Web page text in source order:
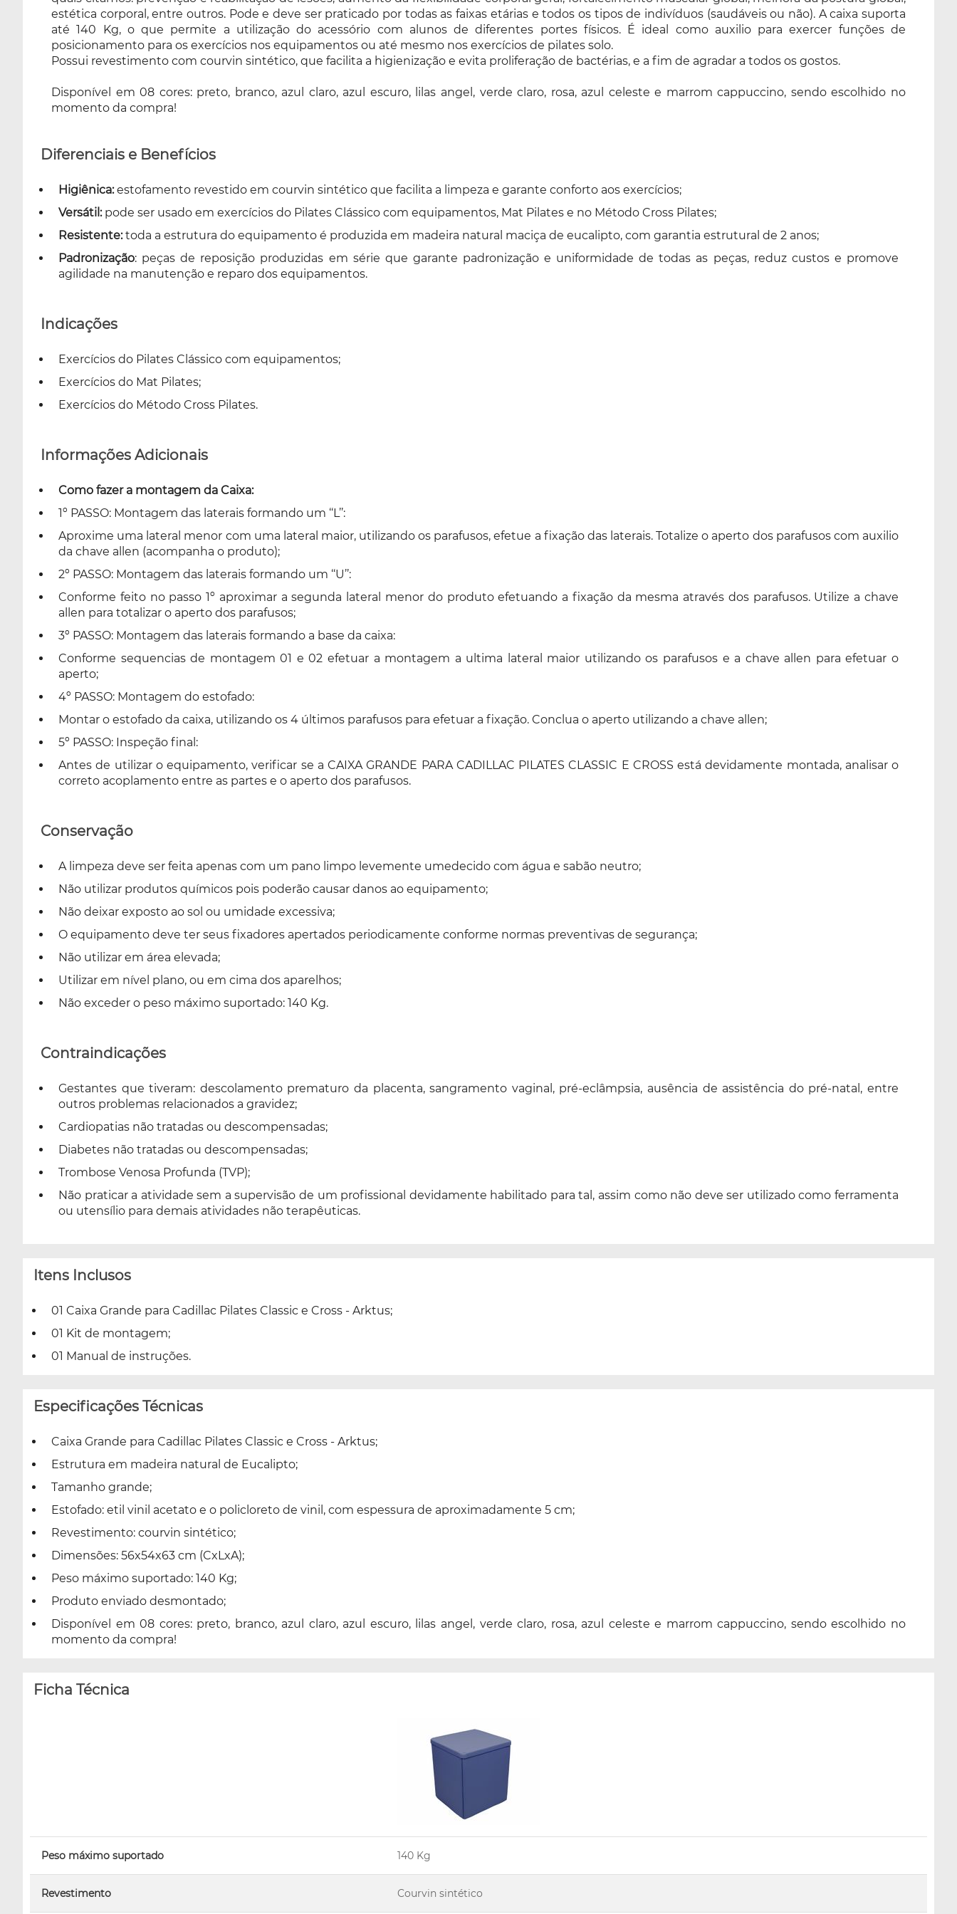
com courvin sintético, que facilita a
higienização e evita proliferação de bactérias,
e a fim de agradar a todos os gostos.
Disponível em 08 cores: preto, branco, azul
azul celeste e marrom cappuccino, sendo
escolhido no momento da compra!
estética corporal, entre outros. Pode e deve ser praticado por todas as faixas etárias e todos os tipos de indivíduos (saudáveis ou não). A caixa suporta
até 140 Kg, o que permite a utilização do acessório com alunos de diferentes portes físicos. É ideal como auxilio para exercer funções de
posicionamento para os exercícios nos equipamentos ou até mesmo nos exercícios de pilates solo.
Possui revestimento com courvin sintético, que facilita a higienização e evita proliferação de bactérias, e a fim de agradar a todos os gostos.
Disponível em 08 cores: preto, branco, azul claro, azul escuro, lilas angel, verde claro, rosa, azul celeste e marrom cappuccino, sendo escolhido no
momento da compra!
Diferenciais e Benefícios
Higiênica:estofamento revestido em courvin sintético que facilita a limpeza e garante conforto aos exercícios;
Versátil:pode ser usado em exercícios do Pilates Clássico com equipamentos, Mat Pilates e no Método Cross Pilates;
Resistente:toda a estrutura do equipamento é produzida em madeira natural maciça de eucalipto, com garantia estrutural de 2 anos;
Padronização: peças de reposição produzidas em série que garante padronização e uniformidade de todas as peças, reduz custos e promove
agilidade na manutenção e reparo dos equipamentos.
Indicações
Exercícios do Pilates Clássico com equipamentos;
Exercícios do Mat Pilates;
Exercícios do Método Cross Pilates.
Informações Adicionais
Como fazer a montagem da Caixa:
1º PASSO: Montagem das laterais formando um ‘‘L’’:
Aproxime uma lateral menor com uma lateral maior, utilizando os parafusos, efetue a fixação das laterais. Totalize o aperto dos parafusos com auxilio
da chave allen (acompanha o produto);
2º PASSO: Montagem das laterais formando um ‘‘U’’:
Conforme feito no passo 1º aproximar a segunda lateral menor do produto efetuando a fixação da mesma através dos parafusos. Utilize a chave
allen para totalizar o aperto dos parafusos;
3º PASSO: Montagem das laterais formando a base da caixa:
Conforme sequencias de montagem 01 e 02 efetuar a montagem a ultima lateral maior utilizando os parafusos e a chave allen para efetuar o
aperto;
4º PASSO: Montagem do estofado:
Montar o estofado da caixa, utilizando os 4 últimos parafusos para efetuar a fixação. Conclua o aperto utilizando a chave allen;
5º PASSO: Inspeção final:
Antes de utilizar o equipamento, verificar se a CAIXA GRANDE PARA CADILLAC PILATES CLASSIC E CROSS está devidamente montada, analisar o
correto acoplamento entre as partes e o aperto dos parafusos.
Conservação
A limpeza deve ser feita apenas com um pano limpo levemente umedecido com água e sabão neutro;
Não utilizar produtos químicos pois poderão causar danos ao equipamento;
Não deixar exposto ao sol ou umidade excessiva;
O equipamento deve ter seus fixadores apertados periodicamente conforme normas preventivas de segurança;
Não utilizar em área elevada;
Utilizar em nível plano, ou em cima dos aparelhos;
Não exceder o peso máximo suportado: 140 Kg.
Contraindicações
Gestantes que tiveram: descolamento prematuro da placenta, sangramento vaginal, pré-eclâmpsia, ausência de assistência do pré-natal, entre
outros problemas relacionados a gravidez;
Cardiopatias não tratadas ou descompensadas;
Diabetes não tratadas ou descompensadas;
Trombose Venosa Profunda (TVP);
Não praticar a atividade sem a supervisão de um profissional devidamente habilitado para tal, assim como não deve ser utilizado como ferramenta
ou utensílio para demais atividades não terapêuticas.
Itens Inclusos
01 Caixa Grande para Cadillac Pilates Classic e Cross - Arktus;
01 Kit de montagem;
01 Manual de instruções.
Especificações Técnicas
Caixa Grande para Cadillac Pilates Classic e Cross - Arktus;
Estrutura em madeira natural de Eucalipto;
Tamanho grande;
Estofado: etil vinil acetato e o policloreto de vinil, com espessura de aproximadamente 5 cm;
Revestimento: courvin sintético;
Dimensões: 56x54x63 cm (CxLxA);
Peso máximo suportado: 140 Kg;
Produto enviado desmontado;
Disponível em 08 cores: preto, branco, azul claro, azul escuro, lilas angel, verde claro, rosa, azul celeste e marrom cappuccino, sendo escolhido no
momento da compra!
Ficha Técnica
Peso máximo suportado 140 Kg
Revestimento Courvin sintético